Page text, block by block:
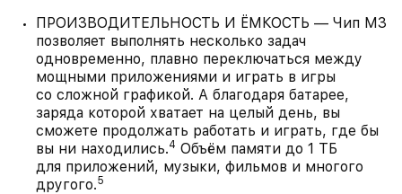
ПРОИЗВОДИТЕЛЬНОСТЬ И ЁМКОСТЬ — Чип M3
позволяет выполнять несколько задач
одновременно, плавно переключаться между
мощными приложениями и играть в игры
со сложной графикой. А благодаря батарее,
заряда которой хватает на целый день, вы
сможете продолжать работать и играть, где бы
вы ни находились.4 Объём памяти до 1 ТБ
для приложений, музыки, фильмов и многого
другого.5